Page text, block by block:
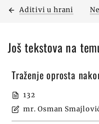
Aditivi u hrani
Još tekstova na
Traženje oprosta
132
mr. Osman